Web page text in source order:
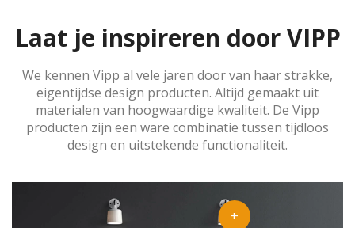
Laat je inspireren door VIPP
We kennen Vipp al vele jaren door van haar strakke,
eigentijdse design producten. Altijd gemaakt uit
materialen van hoogwaardige kwaliteit. De Vipp
producten zijn een ware combinatie tussen tijdloos
design en uitstekende functionaliteit.
+